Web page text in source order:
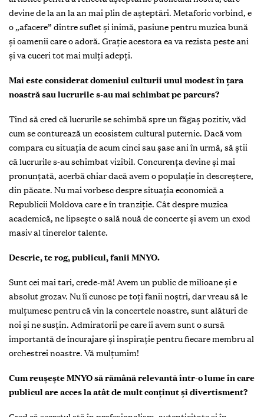
devine de la an la an mai plin de așteptări. Metaforic vorbind, e
o „afacere” dintre suflet și inimă, pasiune pentru muzica bună
și oamenii care o adoră. Grație acestora ea va rezista peste ani
și va cuceri tot mai mulți adepți.
Mai este considerat domeniul culturii unul modest în țara
noastră sau lucrurile s-au mai schimbat pe parcurs?
Tind să cred că lucrurile se schimbă spre un făgaș pozitiv, văd
cum se conturează un ecosistem cultural puternic. Dacă vom
compara cu situația de acum cinci sau șase ani în urmă, să știi
că lucrurile s-au schimbat vizibil. Concurența devine și mai
pronunțată, acerbă chiar dacă avem o populație în descreștere,
din păcate. Nu mai vorbesc despre situația economică a
Republicii Moldova care e în tranziție. Cât despre muzica
academică, ne lipsește o sală nouă de concerte și avem un exod
masiv al tinerelor talente.
Descrie, te rog, publicul, fanii MNYO.
Sunt cei mai tari, crede-mă! Avem un public de milioane și e
absolut grozav. Nu îi cunosc pe toți fanii noștri, dar vreau să le
mulțumesc pentru că vin la concertele noastre, sunt alături de
noi și ne susțin. Admiratorii pe care îi avem sunt o sursă
importantă de încurajare și inspirație pentru fiecare membru al
orchestrei noastre. Vă mulțumim!
Cum reușește MNYO să rămână relevantă într-o lume în care
publicul are acces la atât de mult conținut și divertisment?